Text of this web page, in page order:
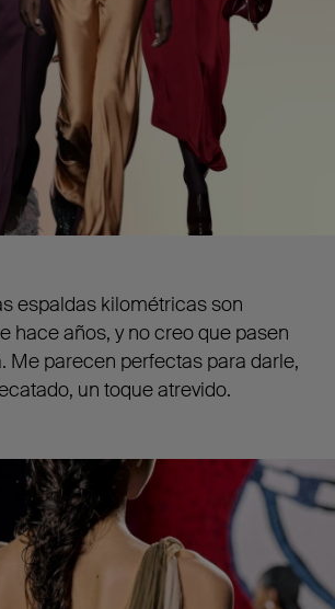
espaldas kilométricas son
hace años, y no creo que pasen
Me parecen perfectas para darle,
un toque atrevido.